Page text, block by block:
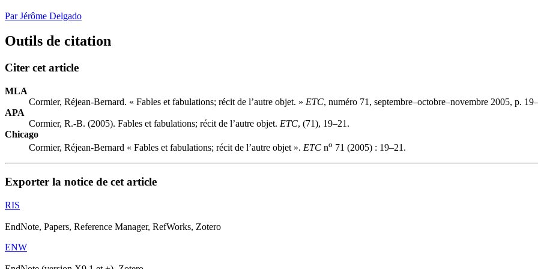
Par Jérôme Delgado
Outils de citation
Citer cet article
MLA
Cormier, Réjean-Bernard. « Fables et fabulations; récit de l’autre objet. » ETC, numéro 71, septembre–octobre–novembre 2005, p.
APA
Cormier, R.-B. (2005). Fables et fabulations; récit de l’autre objet. ETC, (71), 19–21.
Chicago
Cormier, Réjean-Bernard « Fables et fabulations; récit de l’autre objet ». ETC no 71 (2005) : 19–21.
Exporter la notice de cet article
RIS
EndNote, Papers, Reference Manager, RefWorks, Zotero
ENW